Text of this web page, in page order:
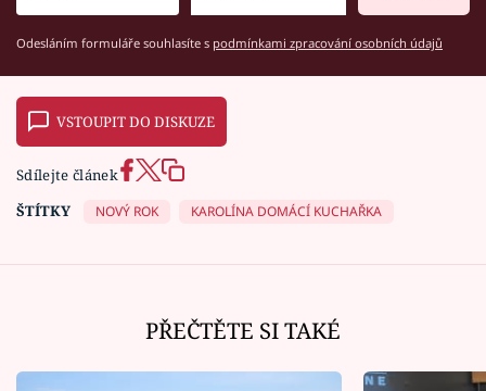
Odesláním formuláře souhlasíte s podmínkami zpracování osobních údajů
VSTOUPIT DO DISKUZE
Sdílejte článek
ŠTÍTKY
NOVÝ ROK KAROLÍNA DOMÁCÍ KUCHAŘKA
PŘEČTĚTE SI TAKÉ